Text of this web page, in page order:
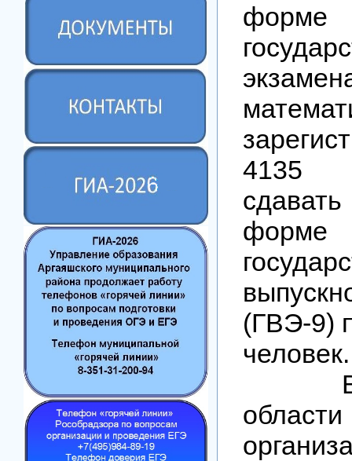
форме
4135
форме
(ГВЭ-9)
человек.
В